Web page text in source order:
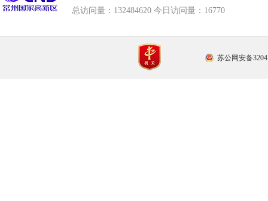
总访问量： 132484620 今日访问量： 16770
苏公网安备